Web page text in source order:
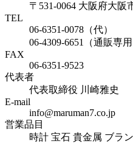
〒531-0064 大阪府大阪
TEL
06-6351-0078（代）
06-4309-6651（通販専用
FAX
06-6351-9523
代表者
代表取締役 川崎雅史
E-mail
info@maruman7.co.jp
営業品目
時計 宝石 貴金属 ブラ